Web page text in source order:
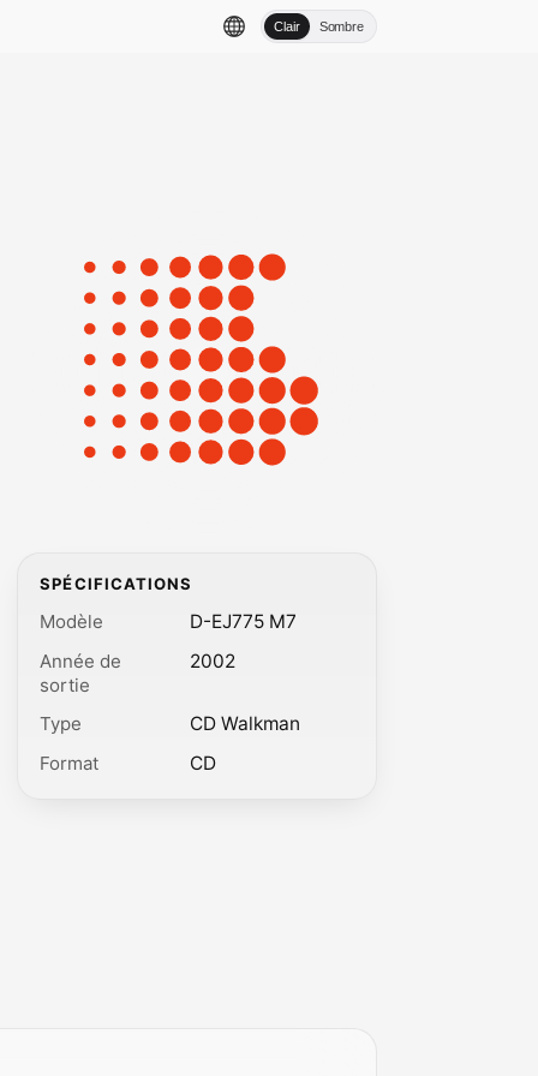
Clair Sombre
SPÉCIFICATIONS
Modèle
D-EJ775 M7
Année de
sortie
2002
Type
CD Walkman
Format
CD